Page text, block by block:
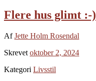
Flere hus glimt :-)
AfJette Holm Rosendal
Skrevet oktober 2, 2024
Kategori Livsstil